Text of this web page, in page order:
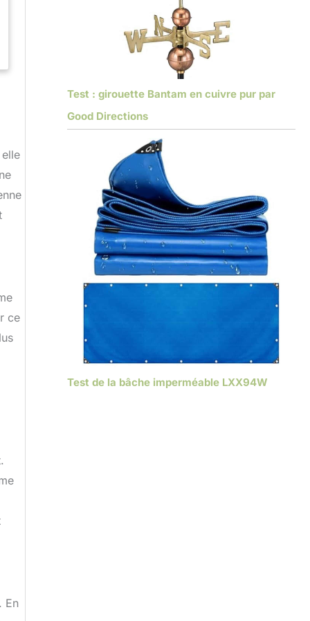
ce
En
Test : girouette Bantam en cuivre pur par
Good Directions
Test de la bâche imperméable LXX94W